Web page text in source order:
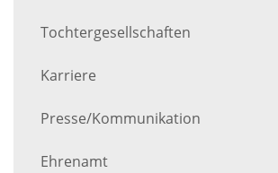
Tochtergesellschaften
Karriere
Presse/Kommunikation
Ehrenamt